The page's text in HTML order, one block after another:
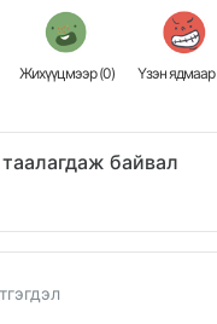
Жихүүцмээр (0)
байвал